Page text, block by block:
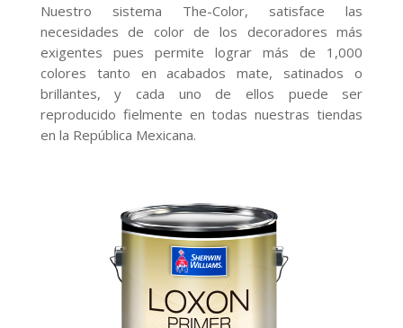
Nuestro sistema The-Color, satisface las
necesidades de color de los decoradores más
exigentes pues permite lograr más de 1,000
colores tanto en acabados mate, satinados o
brillantes, y cada uno de ellos puede ser
reproducido fielmente en todas nuestras tiendas
en la República Mexicana.